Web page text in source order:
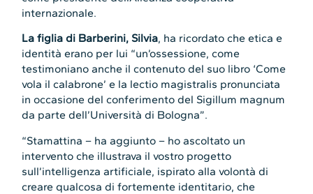
internazionale.
La figlia di Barberini, Silvia, ha ricordato che etica e
identità erano per lui “un’ossessione, come
testimoniano anche il contenuto del suo libro ‘Come
vola il calabrone’ e la lectio magistralis pronunciata
in occasione del conferimento del Sigillum magnum
da parte dell’Università di Bologna”.
“Stamattina – ha aggiunto – ho ascoltato un
intervento che illustrava il vostro progetto
sull’intelligenza artificiale, ispirato alla volontà di
creare qualcosa di fortemente identitario, che